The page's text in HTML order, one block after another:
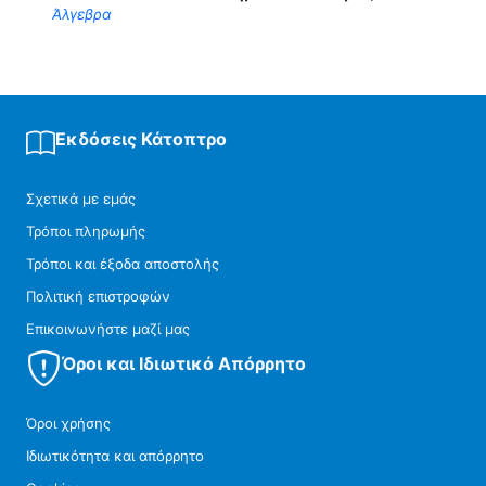
Άλγεβρα
Εκδόσεις Κάτοπτρο
Σχετικά με εμάς
Τρόποι πληρωμής
Τρόποι και έξοδα αποστολής
Πολιτική επιστροφών
Επικοινωνήστε μαζί μας
Όροι και Ιδιωτικό Απόρρητο
Όροι χρήσης
Ιδιωτικότητα και απόρρητο